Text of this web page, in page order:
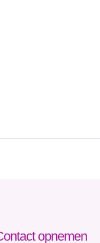
opnemen